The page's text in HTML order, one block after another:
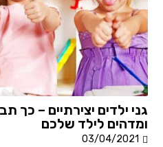
גני ילדים יצירתיים – כך
ומדהים לילד שלכם
03/04/2021